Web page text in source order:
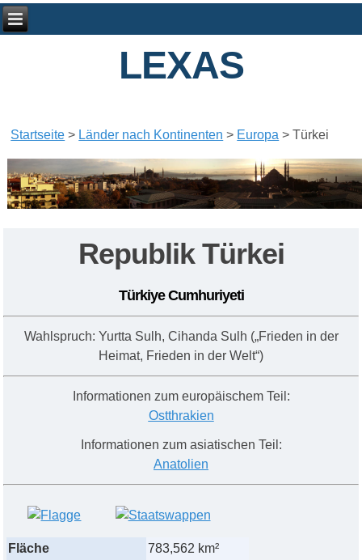
LEXAS
Startseite > Länder nach Kontinenten > Europa >Türkei
Republik Türkei
Türkiye Cumhuriyeti
Wahlspruch: Yurtta Sulh, Cihanda Sulh („Frieden in der
Heimat, Frieden in der Welt“)
Informationen zum europäischem Teil:
Ostthrakien
Informationen zum asiatischen Teil:
Anatolien
Fläche
783,562 km²